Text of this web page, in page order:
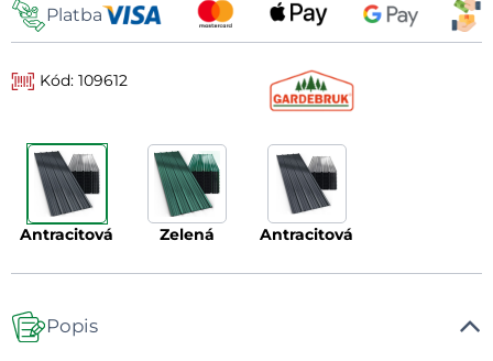
Platba
Kód: 109612
antracitová zelená antracitová
Popis